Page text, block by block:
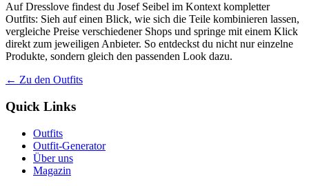
Auf Dresslove findest du Josef Seibel im Kontext kompletter
Outfits: Sieh auf einen Blick, wie sich die Teile kombinieren lassen,
vergleiche Preise verschiedener Shops und springe mit einem Klick
direkt zum jeweiligen Anbieter. So entdeckst du nicht nur einzelne
Produkte, sondern gleich den passenden Look dazu.
← Zu den Outfits
Quick Links
Outfits
Outfit-Generator
Über uns
Magazin